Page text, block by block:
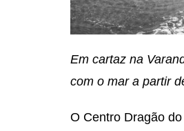
Em cartaz na
com o mar a partir
O Centro Dragão